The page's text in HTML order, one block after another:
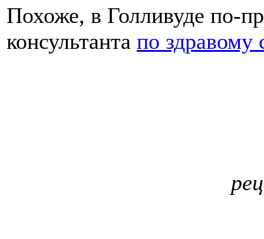
Похоже, в Голливуде по-
консультанта по здравому